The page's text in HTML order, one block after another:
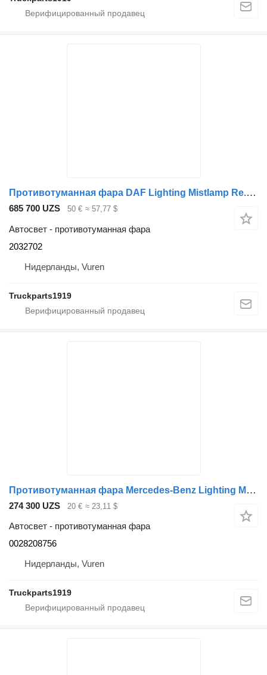
Противотуманная фара DAF Lighting Mistlamp Re. 106 2032702 для грузовика
685 700 UZS 50 € ≈ 57,77 $
Автосвет - противотуманная фара
2032702
Нидерланды, Vuren
Truckparts1919
Противотуманная фара Mercedes-Benz Lighting Mistlamp 0028208756 для грузовика
274 300 UZS 20 € ≈ 23,11 $
Автосвет - противотуманная фара
0028208756
Нидерланды, Vuren
Truckparts1919